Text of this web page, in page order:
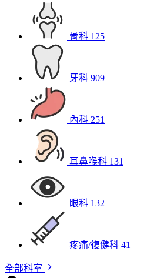
骨科 125
牙科 909
內科 251
耳鼻喉科 131
眼科 132
疼痛/復健科 41
全部科室